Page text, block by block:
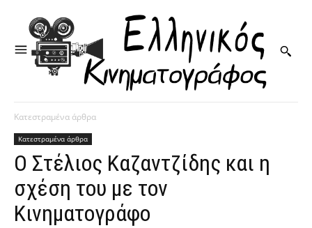
Κατεστραμένα άρθρα
Κατεστραμένα άρθρα
Ο Στέλιος Καζαντζίδης και η
σχέση του με τον
Κινηματογράφο